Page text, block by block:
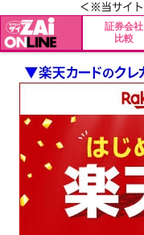
証券会社
比較